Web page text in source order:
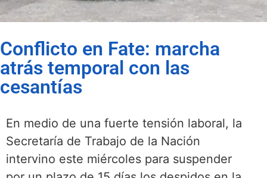
Conflicto en Fate: marcha
atrás temporal con las
cesantías
En medio de una fuerte tensión laboral, la
Secretaría de Trabajo de la Nación
intervino este miércoles para suspender